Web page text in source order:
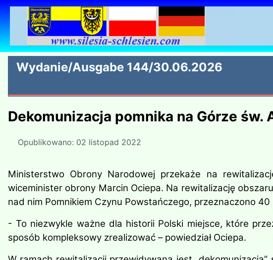
Wydanie/Ausgabe 144/30.06.2026
Dekomunizacja pomnika na Górze św.
Opublikowano: 02 listopad 2022
Ministerstwo Obrony Narodowej przekaże na
wiceminister obrony Marcin Ociepa. Na rewitalizację
nad nim Pomnikiem Czynu Powstańczego, przeznaczono 40
- To niezwykle ważne dla historii Polski miejsce, które
sposób kompleksowy zrealizować – powiedział Ociepa.